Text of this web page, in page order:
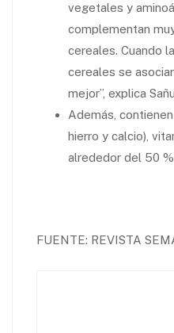
vegetales y
complementan
cereales. Cuando
cereales se
mejor”, explica
Además,
hierro y calcio),
alrededor del 50
FUENTE: REVISTA